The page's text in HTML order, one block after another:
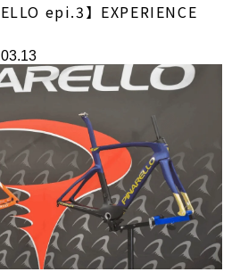
epi.3】EXPERIENCE